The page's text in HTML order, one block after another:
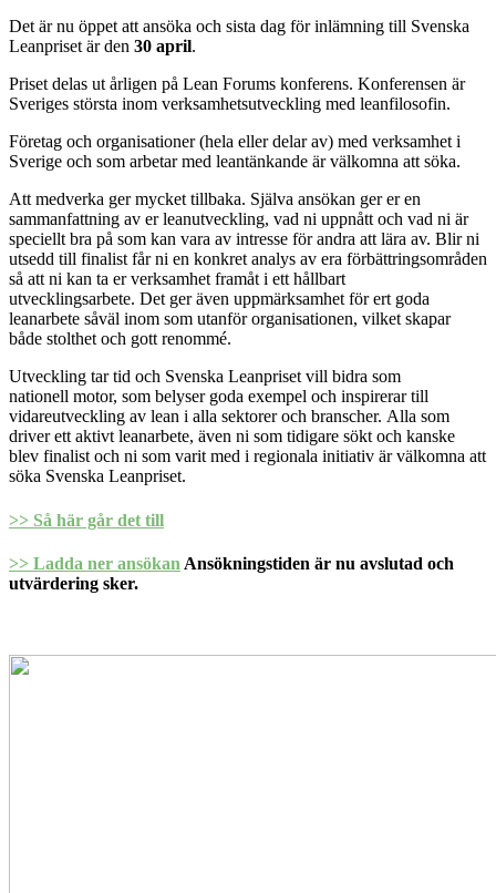
Det är nu öppet att ansöka och sista dag för inlämning till Svenska
Leanpriset är den 30 april.
Priset delas ut årligen på Lean Forums konferens. Konferensen är
Sveriges största inom verksamhetsutveckling med leanfilosofin.
Företag och organisationer (hela eller delar av) med verksamhet i
Sverige och som arbetar med leantänkande är välkomna att söka.
Att medverka ger mycket tillbaka. Själva ansökan ger er en
sammanfattning av er leanutveckling, vad ni uppnått och vad ni är
speciellt bra på som kan vara av intresse för andra att lära av. Blir ni
utsedd till finalist får ni en konkret analys av era förbättringsområden
så att ni kan ta er verksamhet framåt i ett hållbart
utvecklingsarbete. Det ger även uppmärksamhet för ert goda
leanarbete såväl inom som utanför organisationen, vilket skapar
både stolthet och gott renommé.
Utveckling tar tid och Svenska Leanpriset vill bidra som
nationell motor, som belyser goda exempel och inspirerar till
vidareutveckling av lean i alla sektorer och branscher. Alla som
driver ett aktivt leanarbete, även ni som tidigare sökt och kanske
blev finalist och ni som varit med i regionala initiativ är välkomna att
söka Svenska Leanpriset.
>> Så här går det till
>> Ladda ner ansökan Ansökningstiden är nu avslutad och
utvärdering sker.